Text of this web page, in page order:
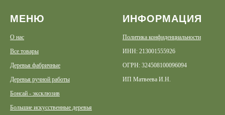
МЕНЮ
О нас
Все товары
Деревья фабричные
Деревья ручной работы
Бонсай - эксклюзив
Большие искусственные деревья
ИНФОРМАЦИЯ
Политика конфиденциальности
ИНН: 213001555926
ОГРН: 324508100096094
ИП Матвеева И.Н.